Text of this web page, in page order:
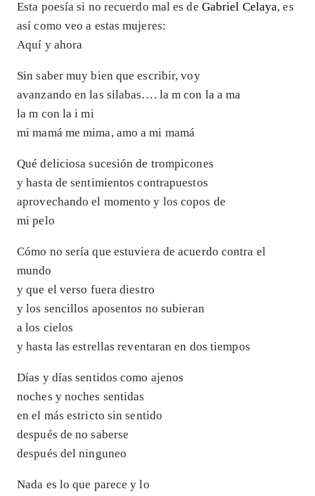
Esta poesía si no recuerdo mal es de Gabriel Celaya, es
así como veo a estas mujeres:
Aquí y ahora
Sin saber muy bien que escribir, voy
avanzando en las silabas…. la m con la a ma
la m con la i mi
mi mamá me mima, amo a mi mamá
Qué deliciosa sucesión de trompicones
y hasta de sentimientos contrapuestos
aprovechando el momento y los copos de
mi pelo
Cómo no sería que estuviera de acuerdo contra el
mundo
y que el verso fuera diestro
y los sencillos aposentos no subieran
a los cielos
y hasta las estrellas reventaran en dos tiempos
Días y días sentidos como ajenos
noches y noches sentidas
en el más estricto sin sentido
después de no saberse
después del ninguneo
Nada es lo que parece y lo